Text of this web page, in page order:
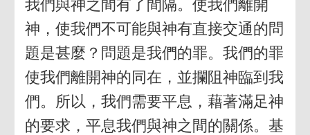
我們與神之間有了間隔。使我們離開
神，使我們不可能與神有直接交通的問
題是甚麼？問題是我們的罪。我們的罪
使我們離開神的同在，並攔阻神臨到我
們。所以，我們需要平息，藉著滿足神
的要求，平息我們與神之間的關係。基